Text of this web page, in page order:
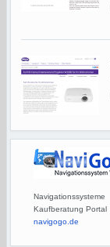
Navigationssysteme
Kaufberatung Portal
navigogo.de